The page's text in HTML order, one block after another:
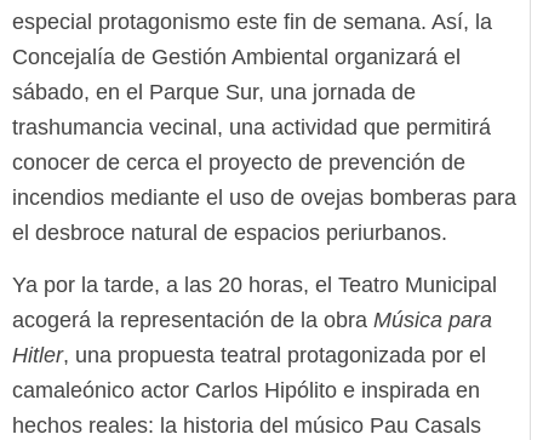
especial protagonismo este fin de semana. Así, la
Concejalía de Gestión Ambiental organizará el
sábado, en el Parque Sur, una jornada de
trashumancia vecinal, una actividad que permitirá
conocer de cerca el proyecto de prevención de
incendios mediante el uso de ovejas bomberas para
el desbroce natural de espacios periurbanos.
Ya por la tarde, a las 20 horas, el Teatro Municipal
acogerá la representación de la obra Música para
Hitler, una propuesta teatral protagonizada por el
camaleónico actor Carlos Hipólito e inspirada en
hechos reales: la historia del músico Pau Casals